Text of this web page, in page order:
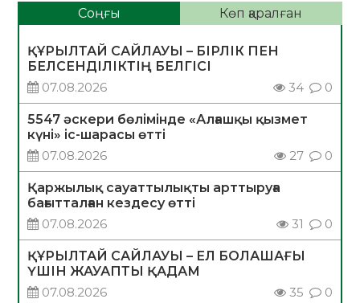
Соңғы Көп қаралған
ҚҰРЫЛТАЙ САЙЛАУЫ – БІРЛІК ПЕН
БЕЛСЕНДІЛІКТІҢ БЕЛГІСІ
07.08.2026
34 0
5547 әскери бөлімінде «Алғашқы қызмет
күні» іс-шарасы өтті
07.08.2026
27 0
Қаржылық сауаттылықты арттыруға
бағытталған кездесу өтті
07.08.2026
31 0
ҚҰРЫЛТАЙ САЙЛАУЫ – ЕЛ БОЛАШАҒЫ
ҮШІН ЖАУАПТЫ ҚАДАМ
07.08.2026
35 0